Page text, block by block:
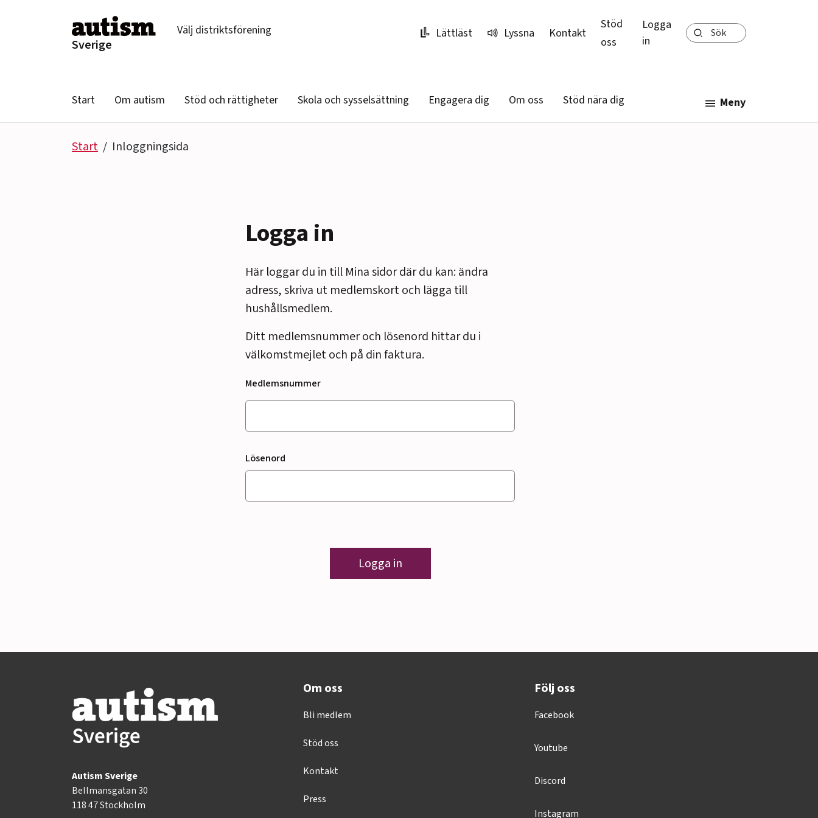
Sverige
Välj distriktsförening Lättläst Lyssna Kontakt
Stöd
oss
Logga
in
Sök
Start Om autism Stöd och rättigheter Skola och sysselsättning Engagera dig Om oss Stöd nära dig Meny
Start Inloggningsida
Logga in
Här loggar du in till Mina sidor där du kan: ändra
adress, skriva ut medlemskort och lägga till
hushållsmedlem.
Ditt medlemsnummer och lösenord hittar du i
välkomstmejlet och på din faktura.
Medlemsnummer
Lösenord
Logga in
Autism Sverige
Bellmansgatan 30
118 47 Stockholm
Om oss
Bli medlem
Stöd oss
Kontakt
Press
Följ oss
Facebook
Youtube
Discord
Instagram